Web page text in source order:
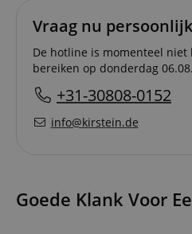
Vraag nu
De hotline is momenteel niet
bereiken op donderdag
+31-30808-0152
info@kirstein.de
Goede Klank Voor